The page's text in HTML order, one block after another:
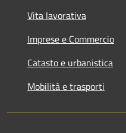
Vita lavorativa
Imprese e Commercio
Catasto e urbanistica
Mobilità e trasporti